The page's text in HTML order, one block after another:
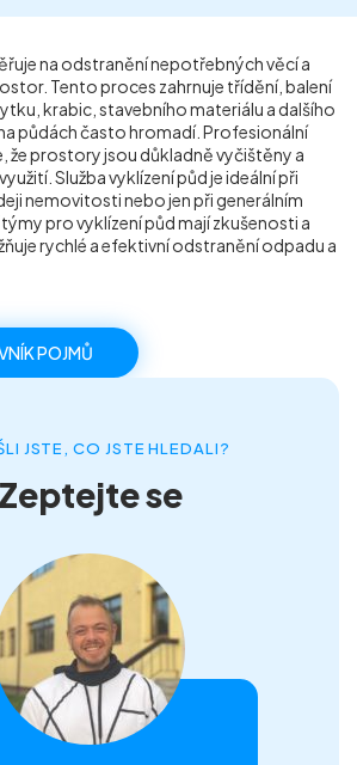
na odstranění nepotřebných věcí a
Tento proces zahrnuje třídění, balení
krabic, stavebního materiálu a dalšího
půdách často hromadí. Profesionální
že prostory jsou důkladně vyčištěny a
Služba vyklízení půd je ideální při
nemovitosti nebo jen při generálním
pro vyklízení půd mají zkušenosti a
rychlé a efektivní odstranění odpadu a
POJMŮ
JSTE, CO JSTE HLEDALI?
Zeptejte se